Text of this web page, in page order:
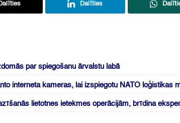
Dalīties
par spiegošanu ārvalstu labā
interneta kameras, lai izspiegotu NATO loģistikas
lietotnes ietekmes operācijām, brīdina